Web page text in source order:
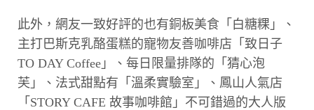
此外，網友一致好評的也有銅板美食「白糖粿」、
主打巴斯克乳酪蛋糕的寵物友善咖啡店「致日子
TO DAY Coffee」、每日限量排隊的「猜心泡
芙」、法式甜點有「溫柔實驗室」、鳳山人氣店
「STORY CAFE 故事咖啡館」不可錯過的大人版